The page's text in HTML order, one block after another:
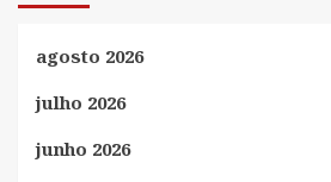
agosto 2026
julho 2026
junho 2026